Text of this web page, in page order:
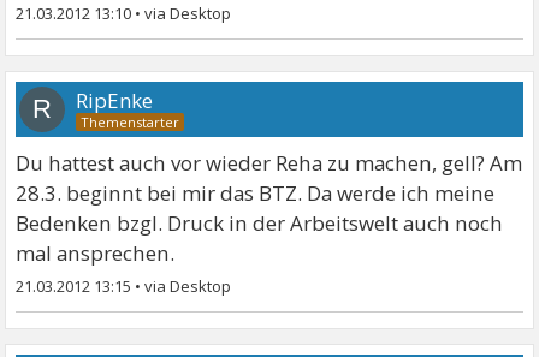
21.03.2012 13:10 •
R RipEnke
Du hattest auch vor wieder Reha zu machen, gell? Am
28.3. beginnt bei mir das BTZ. Da werde ich meine
Bedenken bzgl. Druck in der Arbeitswelt auch noch
mal ansprechen.
21.03.2012 13:15 •